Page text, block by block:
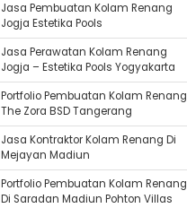
Jasa Pembuatan Kolam Renang
Jogja Estetika Pools
Jasa Perawatan Kolam Renang
Jogja – Estetika Pools Yogyakarta
Portfolio Pembuatan Kolam Renang
The Zora BSD Tangerang
Jasa Kontraktor Kolam Renang Di
Mejayan Madiun
Portfolio Pembuatan Kolam Renang
Di Saradan Madiun Pohton Villas